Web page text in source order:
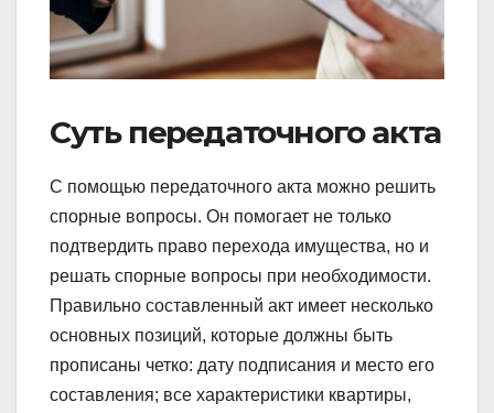
Суть передаточного акта
С помощью передаточного акта можно решить
спорные вопросы. Он помогает не только
подтвердить право перехода имущества, но и
решать спорные вопросы при необходимости.
Правильно составленный акт имеет несколько
основных позиций, которые должны быть
прописаны четко: дату подписания и место его
составления; все характеристики квартиры,